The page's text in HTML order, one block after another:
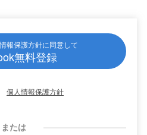
報保護方針に同意して
無料登録
個人情報保護方針
または